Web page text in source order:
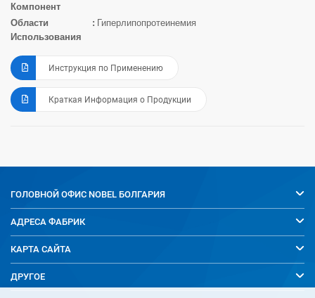
Компонент
Области
Использования
Гиперлипопротеинемия
Инструкция по Применению
Краткая Информация о Продукции
ГОЛОВНОЙ ОФИС NOBEL БОЛГАРИЯ
АДРЕСА ФАБРИК
КАРТА САЙТА
ДРУГОЕ